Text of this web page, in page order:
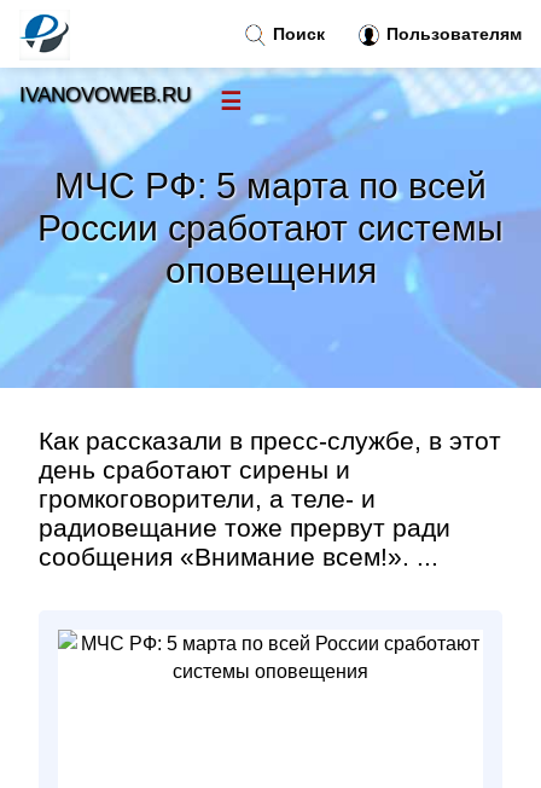
МЧС РФ: 5 марта по всей
России сработают системы
оповещения
Как рассказали в пресс-службе, в этот
день сработают сирены и
громкоговорители, а теле- и
радиовещание тоже прервут ради
сообщения «Внимание всем!». ...
Поиск Пользователям
IVANOVOWEB.RU ☰
Новости
Тренды новостей»
»
Правила »